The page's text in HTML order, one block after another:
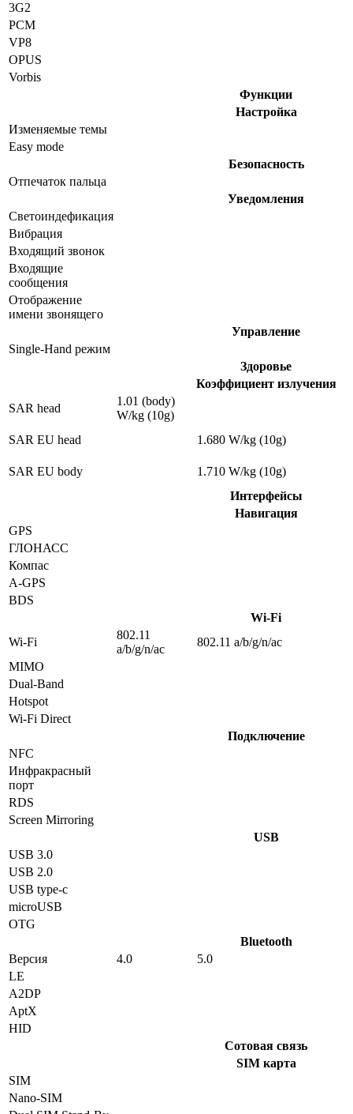
3G2
PCM
VP8
OPUS
Vorbis
Функции
Настройка
Изменяемые темы
Easy mode
Безопасность
Отпечаток пальца
Уведомления
Светоиндефикация
Вибрация
Входящий звонок
Входящие
сообщения
Отображение
имени звонящего
Управление
Single-Hand режим
Здоровье
Коэффициент излучения
SAR head
1.01 (body)
W/kg (10g)
SAR EU head
1.680 W/kg (10g)
SAR EU body
1.710 W/kg (10g)
Интерфейсы
Навигация
GPS
ГЛОНАСС
Компас
A-GPS
BDS
Wi-Fi
Wi-Fi
802.11
a/b/g/n/ac
802.11 a/b/g/n/ac
MIMO
Dual-Band
Hotspot
Wi-Fi Direct
Подключение
NFC
Инфракрасный
порт
RDS
Screen Mirroring
USB
USB 3.0
USB 2.0
USB type-c
microUSB
OTG
Bluetooth
Версия
4.0
5.0
LE
A2DP
AptX
HID
Сотовая связь
SIM карта
SIM
Nano-SIM